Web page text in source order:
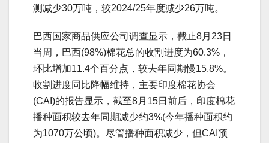
测减少30万吨，较2024/25年度减少26万吨。
巴西国家商品供应公司调查显示，截止8月23日
当周，巴西(98%)棉花总的收割进度为60.3%，
环比增加11.4个百分点，较去年同期慢15.8%。
收割进度同比降幅维持，主要印度棉花协会
(CAI)的报告显示，截至8月15日前后，印度棉花
播种面积较去年同期减少约3%(今年播种面积约
为1070万公顷)。尽管播种面积减少，但CAI预